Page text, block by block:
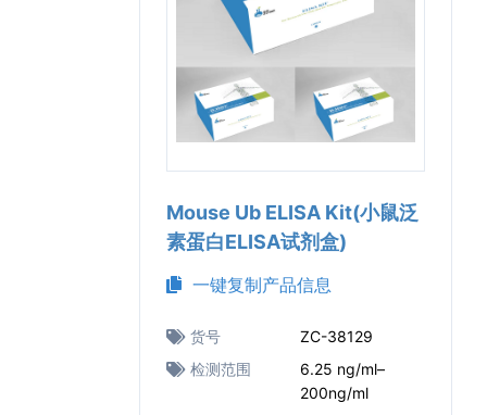
Mouse Ub ELISA Kit(小鼠泛
素蛋白ELISA试剂盒)
一键复制产品信息
货号
ZC-38129
检测范围
6.25 ng/ml–
200ng/ml